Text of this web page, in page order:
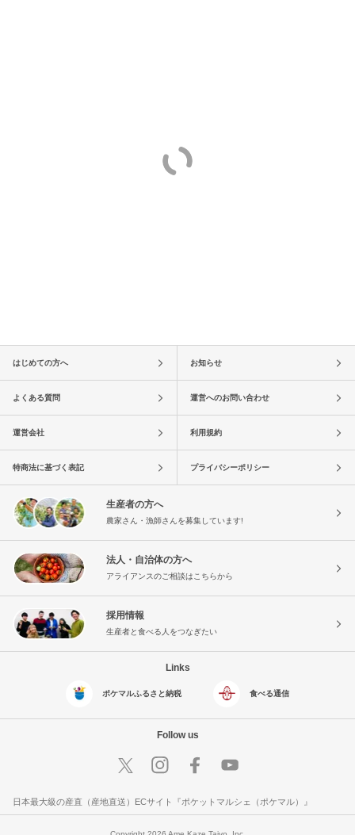
はじめての方へ お知らせ
よくある質問 運営へのお問い合わせ
運営会社 利用規約
特商法に基づく表記 プライバシーポリシー
生産者の方へ
農家さん・漁師さんを募集しています!
法人・自治体の方へ
アライアンスのご相談はこちらから
採用情報
生産者と食べる人をつなぎたい
Links
ポケマルふるさと納税 食べる通信
Follow us
日本最大級の産直（産地直送）ECサイト『ポケットマルシェ（ポケマル）』